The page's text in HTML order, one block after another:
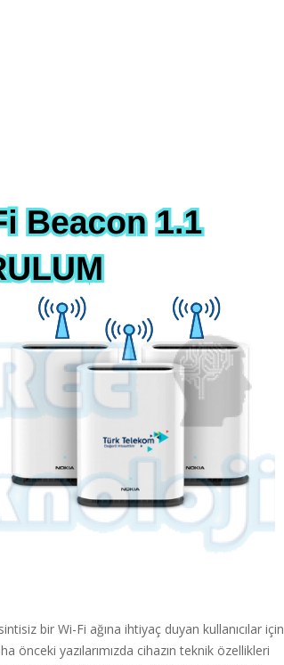
bir Wi-Fi ağına ihtiyaç duyan kullanıcılar için
önceki yazılarımızda cihazın teknik özellikleri